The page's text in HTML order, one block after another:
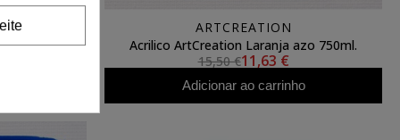
200 ml.
ARTCREATION
Acrilico ArtCreation Laranja azo 750ml.
15,50 €11,63 €
Adicionar ao carrinho